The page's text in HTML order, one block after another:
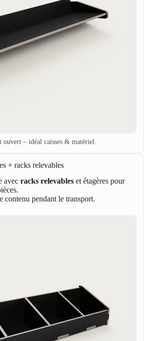
ouvert – idéal caisses & matériel.
+ racks relevables
avec racks relevables et étagères pour
contenu pendant le transport.